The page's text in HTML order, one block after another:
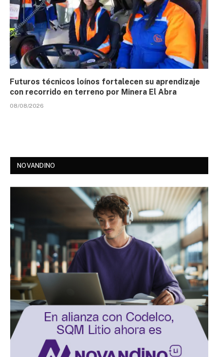
Futuros técnicos loínos fortalecen su aprendizaje
con recorrido en terreno por Minera El Abra
08/08/2026
NOVANDINO